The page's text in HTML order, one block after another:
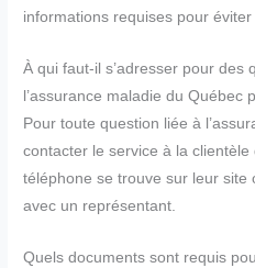
informations requises pour
À qui faut-il s’adresser pour des
l’assurance maladie du Québec
Pour toute question liée à
contacter le service à la
téléphone se trouve sur leur site
avec un représentant.
Quels documents sont requis